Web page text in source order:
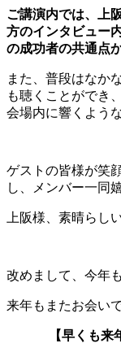
ご講演内では、上
方のインタビュー
の成功者の共通点
また、普段はなか
も聴くことができ
会場内に響くよう
ゲストの皆様が笑
し、メンバー一同
上阪様、素晴らし
改めまして、今年
来年もまたお会い
【早くも来